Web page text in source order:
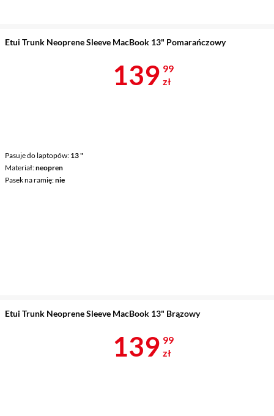
Etui Trunk Neoprene Sleeve MacBook 13" Pomarańczowy
Pasuje do laptopów 13 "
Materiał neopren
Pasek na ramię nie
Cena 139,99
139 99
zł
Etui Trunk Neoprene Sleeve MacBook 13" Brązowy
Cena 139,99
139 99
zł